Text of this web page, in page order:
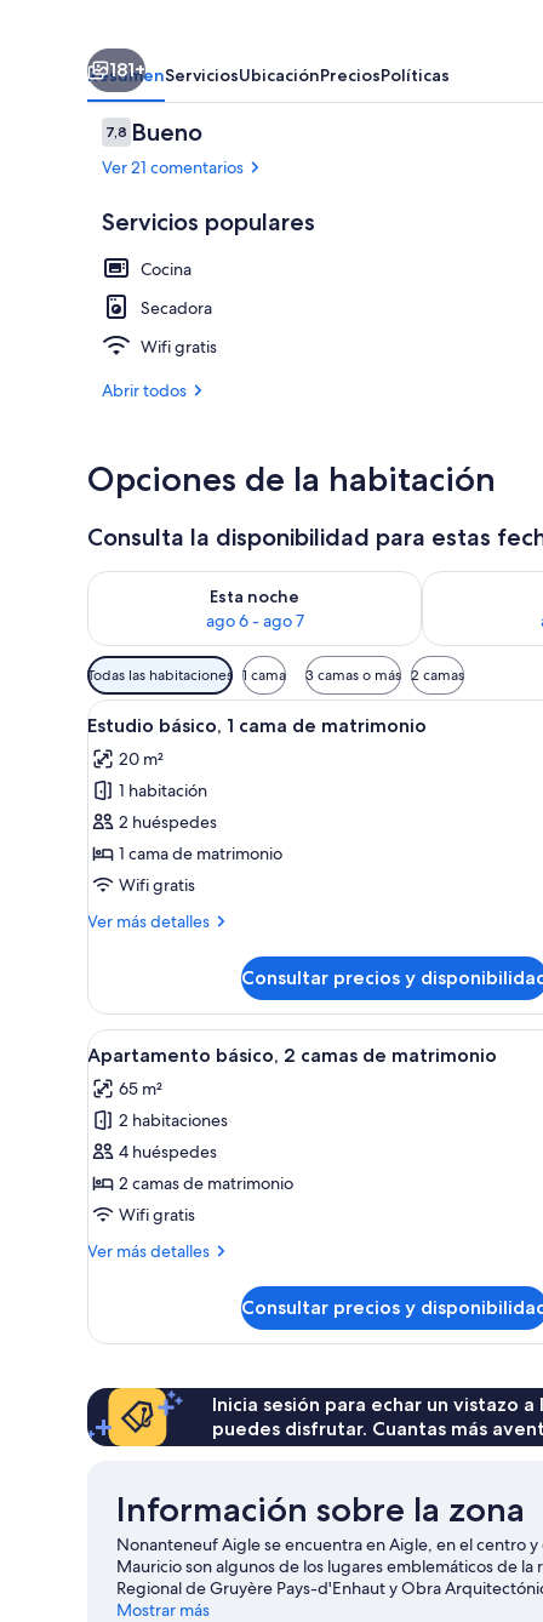
181+
ResumenServiciosUbicaciónPreciosPolíticas
Comentarios
7,87,8 de 10
Bueno
Ver 21 comentarios
Servicios populares
Cocina
Secadora
Wifi gratis
Abrir todos
Opciones de la habitación
Consulta la disponibilidad para estas
Esta noche
ago 6 - ago 7
Consulta la disponibilidad para esta noche, ago 6 -
Consulta la
Filtros
disponibles
para
las
habitaciones
Todas las habitaciones 1 cama 3 camas o más 2 camas
Abrir
todas
las
fotos
de
Estudio
básico,
cama
Una habitación de hotel
11
Estudio básico, 1 cama de matrimonio
20 m²
1 habitación
2 huéspedes
1 cama de matrimonio
Wifi gratis
Ver más detalles
Más
básico,
cama
de
matrimonio
Consultar precios y
Abrir
todas
las
fotos
de
Apartamento
básico,
camas
Una sala moderna con un
22
Apartamento básico, 2 camas de matrimonio
65 m²
2 habitaciones
4 huéspedes
2 camas de matrimonio
Wifi gratis
Ver más detalles
Más
básico,
de
matrimonio
Consultar precios y
Inicia sesión para echar un vistazo
puedes disfrutar. Cuantas más
Información sobre la zona
Nonanteneuf Aigle se encuentra en Aigle, en el centro
Mauricio son algunos de los lugares emblemáticos de
Regional de Gruyère Pays-d'Enhaut y Obra
Moderno. Swiss Vapeur Parc y Parque acuático
Mostrar más